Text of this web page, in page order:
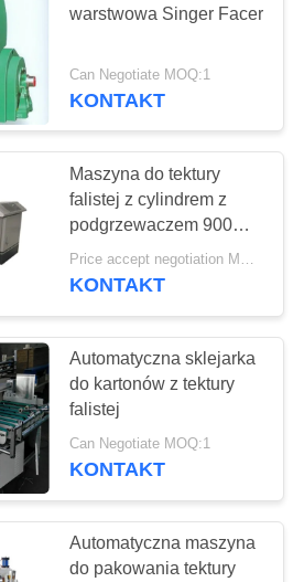
z
80
warstwowa Singer Facer
Can Negotiate MOQ:1
KONTAKT
Maszyna do tektury
falistej z cylindrem z
podgrzewaczem 900
mm, maszyna do
produkcji tektury falistej
Price accept negotiation MOQ:Jeden zestaw
KONTAKT
Automatyczna sklejarka
do kartonów z tektury
falistej
Can Negotiate MOQ:1
KONTAKT
Automatyczna maszyna
do pakowania tektury